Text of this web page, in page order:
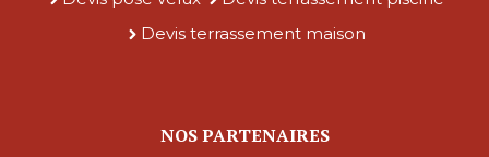
Devis terrassement maison
NOS PARTENAIRES